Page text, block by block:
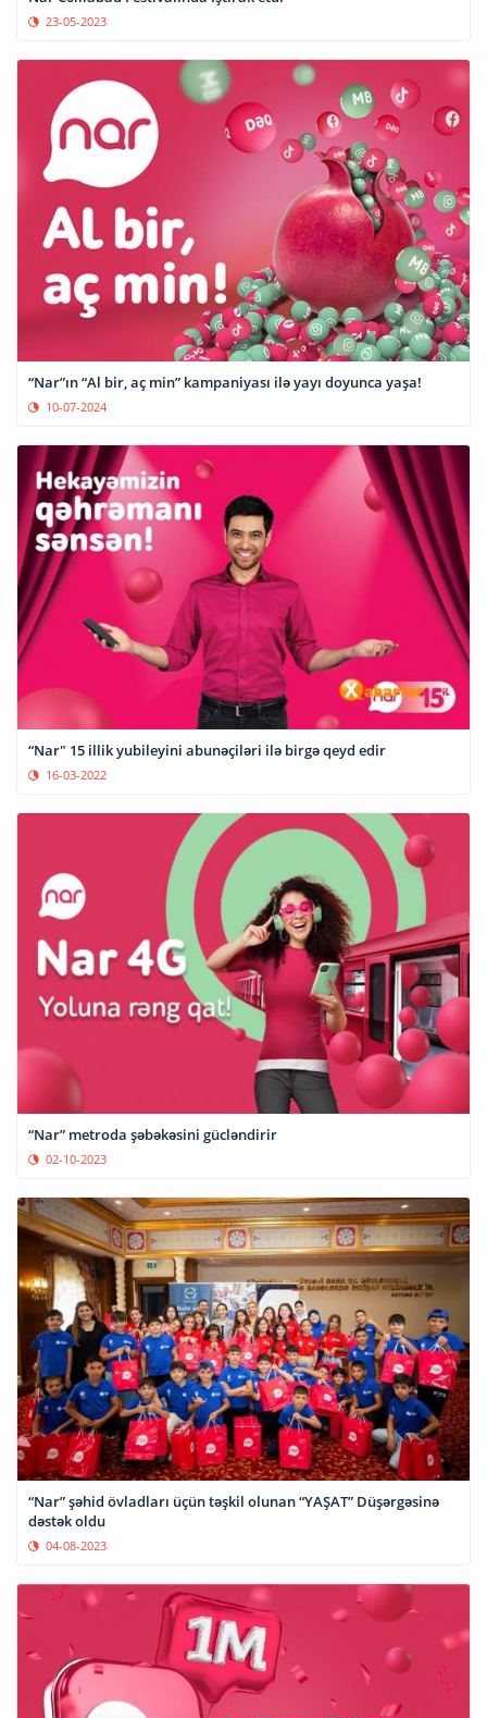
23-05-2023
“Nar”ın “Al bir, aç min” kampaniyası ilə yayı doyunca yaşa!
10-07-2024
“Nar" 15 illik yubileyini abunəçiləri ilə birgə qeyd edir
16-03-2022
“Nar” metroda şəbəkəsini gücləndirir
02-10-2023
“Nar” şəhid övladları üçün təşkil olunan “YAŞAT” Düşərgəsinə
dəstək oldu
04-08-2023